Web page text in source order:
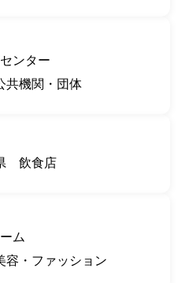
ンター
共機関・団体
飲食店
ム
容・ファッション